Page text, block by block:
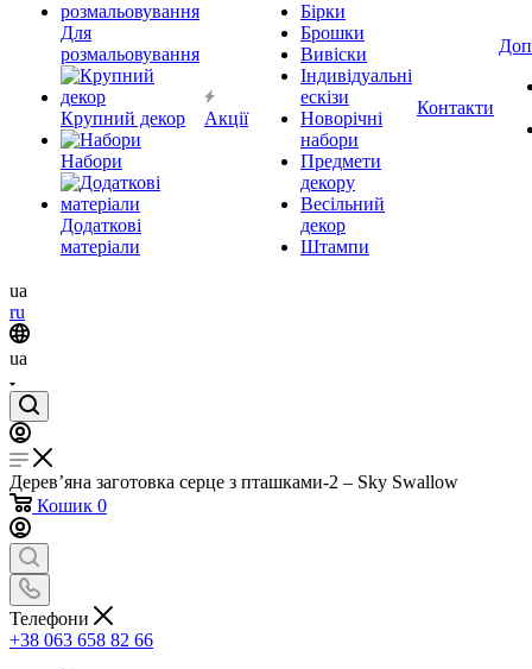
Для
розмальовування
Крупний декор
Набори
Додаткові
матеріали
Акції
Бірки
Брошки
Вивіски
Індивідуальні
ескізи
Новорічні
набори
Предмети
декору
Весільний
декор
Штампи
Контакти
ua
ru
ua
Дерев’яна заготовка серце з пташками-2 – Sky Swallow
Кошик 0
Телефони
+38 063 658 82 66